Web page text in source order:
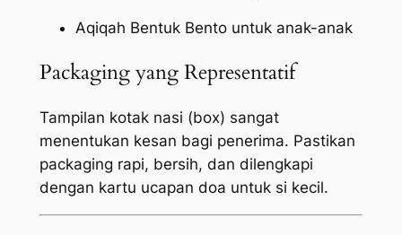
Aqiqah Bentuk Bento untuk anak-anak
Packaging yang Representatif
Tampilan kotak nasi (box) sangat
menentukan kesan bagi penerima. Pastikan
packaging rapi, bersih, dan dilengkapi
dengan kartu ucapan doa untuk si kecil.